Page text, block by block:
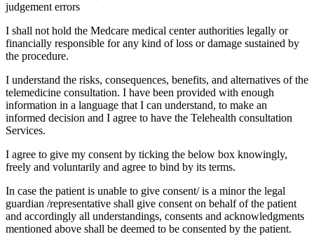
judgement errors
I shall not hold the Medcare medical center authorities legally or
financially responsible for any kind of loss or damage sustained by
the procedure.
I understand the risks, consequences, benefits, and alternatives of the
telemedicine consultation. I have been provided with enough
information in a language that I can understand, to make an
informed decision and I agree to have the Telehealth consultation
Services.
I agree to give my consent by ticking the below box knowingly,
freely and voluntarily and agree to bind by its terms.
In case the patient is unable to give consent/ is a minor the legal
guardian /representative shall give consent on behalf of the patient
and accordingly all understandings, consents and acknowledgments
mentioned above shall be deemed to be consented by the patient.